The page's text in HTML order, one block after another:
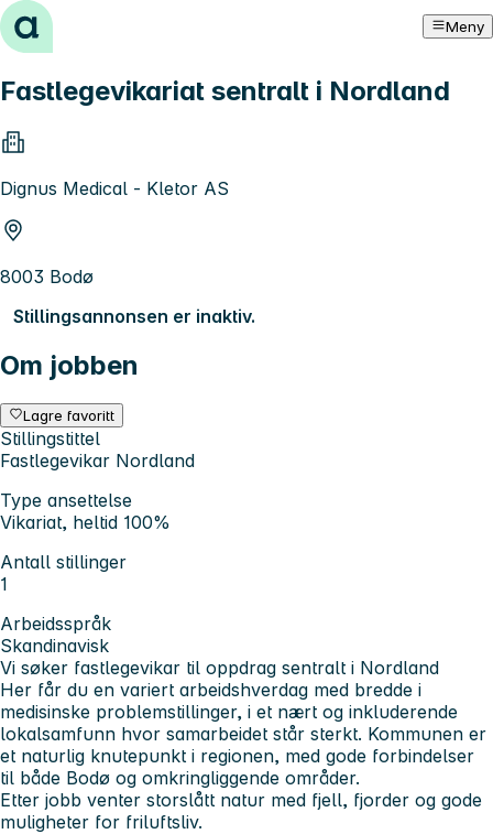
Hopp til innhold Meny
Fastlegevikariat sentralt i Nordland
Dignus Medical - Kletor AS
8003 Bodø
Stillingsannonsen er inaktiv.
Om jobben
Lagre favoritt
Stillingstittel
Fastlegevikar Nordland
Type ansettelse
Vikariat, heltid 100%
Antall stillinger
1
Arbeidsspråk
Skandinavisk
Vi søker fastlegevikar til oppdrag sentralt i Nordland
Her får du en variert arbeidshverdag med bredde i
medisinske problemstillinger, i et nært og inkluderende
lokalsamfunn hvor samarbeidet står sterkt. Kommunen er
et naturlig knutepunkt i regionen, med gode forbindelser
til både Bodø og omkringliggende områder.
Etter jobb venter storslått natur med fjell, fjorder og gode
muligheter for friluftsliv.